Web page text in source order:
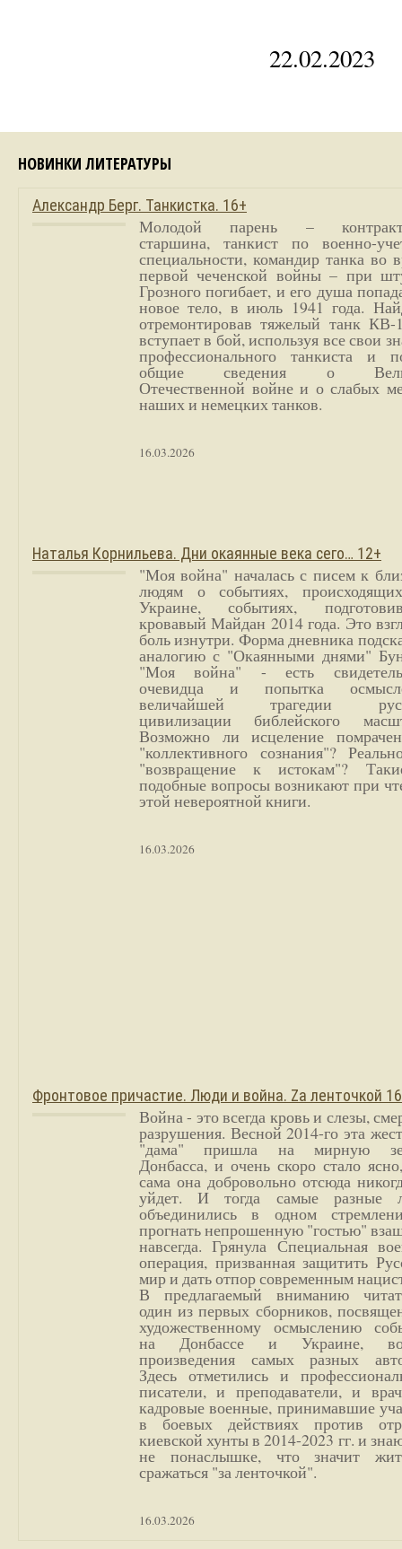
22.02.2023
НОВИНКИ ЛИТЕРАТУРЫ
Александр Берг. Танкистка. 16+
Молодой парень –
старшина, танкист по военно-
специальности, командир танка во
первой чеченской войны – при
Грозного погибает, и его душа
новое тело, в июль 1941 года.
отремонтировав тяжелый танк
вступает в бой, используя все свои
профессионального танкиста и
общие сведения о
Отечественной войне и о слабых
наших и немецких танков.
16.03.2026
Наталья Корнильева. Дни окаянные века сего… 12+
"Моя война" началась с писем к
людям о событиях,
Украине, событиях,
кровавый Майдан 2014 года. Это
боль изнутри. Форма дневника
аналогию с "Окаянными днями"
"Моя война" - есть
очевидца и попытка
величайшей трагедии
цивилизации библейского
Возможно ли исцеление
"коллективного сознания"?
"возвращение к истокам"?
подобные вопросы возникают при
этой невероятной книги.
16.03.2026
Фронтовое причастие. Люди и война. Zа ленточкой
Война - это всегда кровь и слезы,
разрушения. Весной 2014-го эта
"дама" пришла на мирную
Донбасса, и очень скоро стало
сама она добровольно отсюда
уйдет. И тогда самые разные
объединились в одном
прогнать непрошенную "гостью"
навсегда. Грянула Специальная
операция, призванная защитить
мир и дать отпор современным
В предлагаемый вниманию
один из первых сборников,
художественному осмыслению
на Донбассе и Украине,
произведения самых разных
Здесь отметились и
писатели, и преподаватели, и
кадровые военные, принимавшие
в боевых действиях против
киевской хунты в 2014-2023 гг. и
не понаслышке, что значит
сражаться "за ленточкой".
16.03.2026